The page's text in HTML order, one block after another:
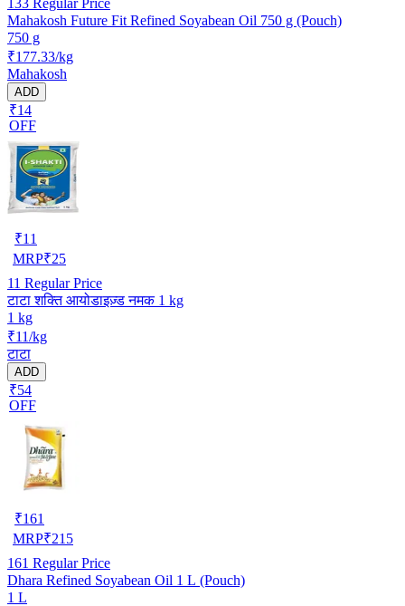
Mahakosh Future Fit Refined Soyabean Oil 750 g (Pouch)
750 g
₹177.33/kg
Mahakosh
ADD
₹14
OFF
₹11
MRP₹25
11 Regular Price
टाटा शक्ति आयोडाइज़्ड नमक 1 kg
1 kg
₹11/kg
टाटा
ADD
₹54
OFF
₹161
MRP₹215
161 Regular Price
Dhara Refined Soyabean Oil 1 L (Pouch)
1 L